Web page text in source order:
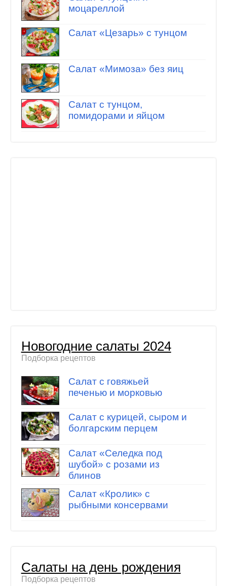
моцареллой
Салат «Цезарь» с тунцом
Салат «Мимоза» без яиц
Салат с тунцом,
помидорами и яйцом
Новогодние салаты 2024
Подборка рецептов
Салат с говяжьей
печенью и морковью
Салат с курицей, сыром и
болгарским перцем
Салат «Селедка под
шубой» с розами из
блинов
Салат «Кролик» с
рыбными консервами
Салаты на день рождения
Подборка рецептов